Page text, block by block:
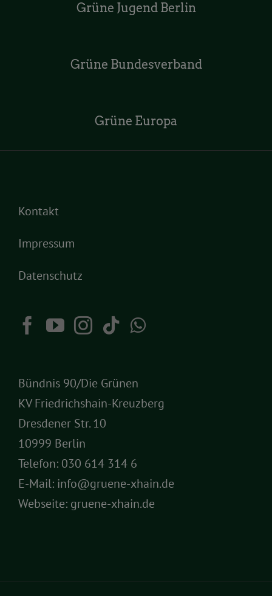
Grüne Jugend Berlin
Grüne Bundesverband
Grüne Europa
Kontakt
Impressum
Datenschutz
Bündnis 90/Die Grünen
KV Friedrichshain-Kreuzberg
Dresdener Str. 10
10999 Berlin
Telefon: 030 614 314 6
E-Mail: info@gruene-xhain.de
Webseite: gruene-xhain.de